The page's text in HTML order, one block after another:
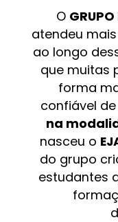
O
atendeu
ao longo
que muitas
forma
confiável
na
nasceu o
do grupo
estudantes